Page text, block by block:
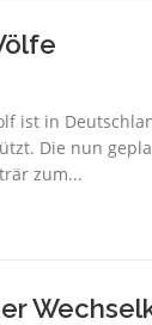
ist in
Die nun
zum...